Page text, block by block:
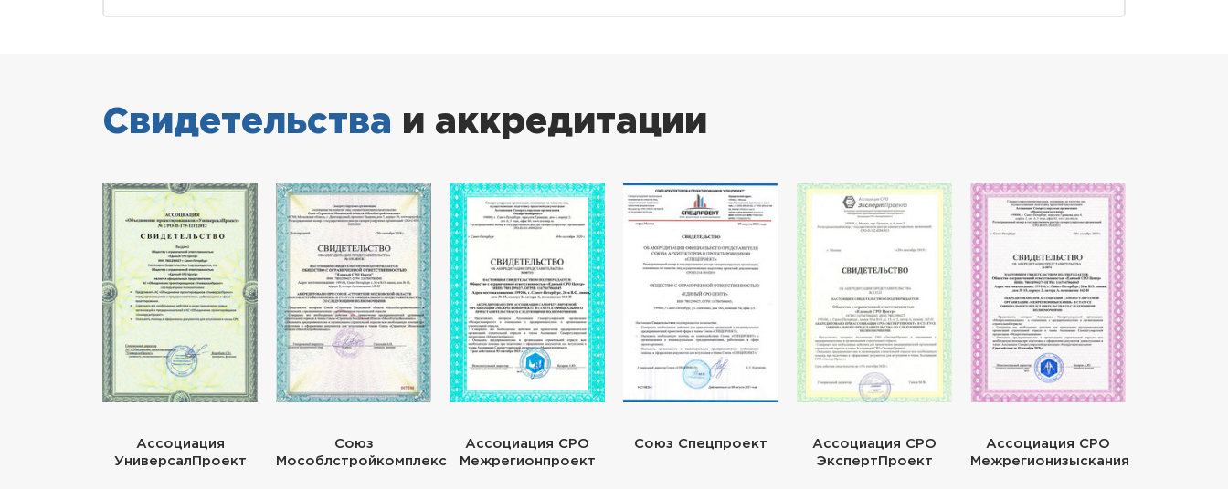
Свидетельства и аккредитации
Ассоциация
УниверсалПроект
Союз
Мособлстройкомплекс
Ассоциация СРО
Межрегионпроект
Союз Спецпроект
Ассоциация СРО
ЭкспертПроект
Ассоциация СРО
Межрегионизыскания